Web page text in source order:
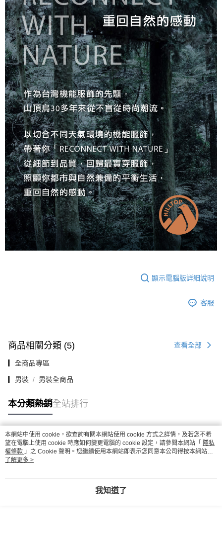
顯示電腦版詳細說明
客服
商品相關分類 (5) 查看全部
▎全商品專區
▎男裝 男裝全商品
本分類熱銷全站排行
熱門標籤
本網站中使用 cookie，欲查詢有關本網站使用 cookie 方式之詳情，及若您不希
望在電腦上使用 cookie 時應如何變更電腦的 cookie 設定，請參閱本網站「 隱私
權條款 」之 Cookie 聲明。您繼續使用本網站即表示您同意本公司得按本網站使
用條款之 Cookie 聲明使用 cookie。
了解更多 >
我知道了